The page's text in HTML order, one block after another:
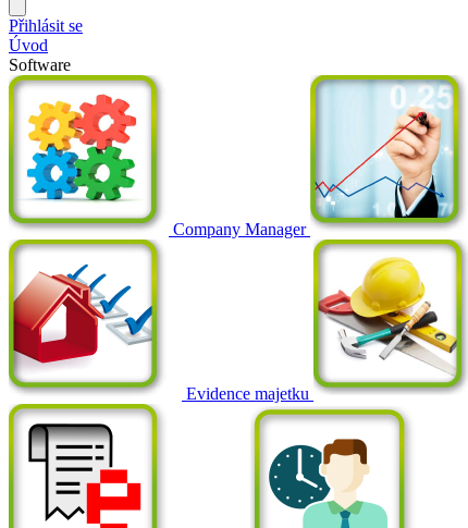
Přihlásit se
Úvod
Software
Company Manager
Evidence majetku